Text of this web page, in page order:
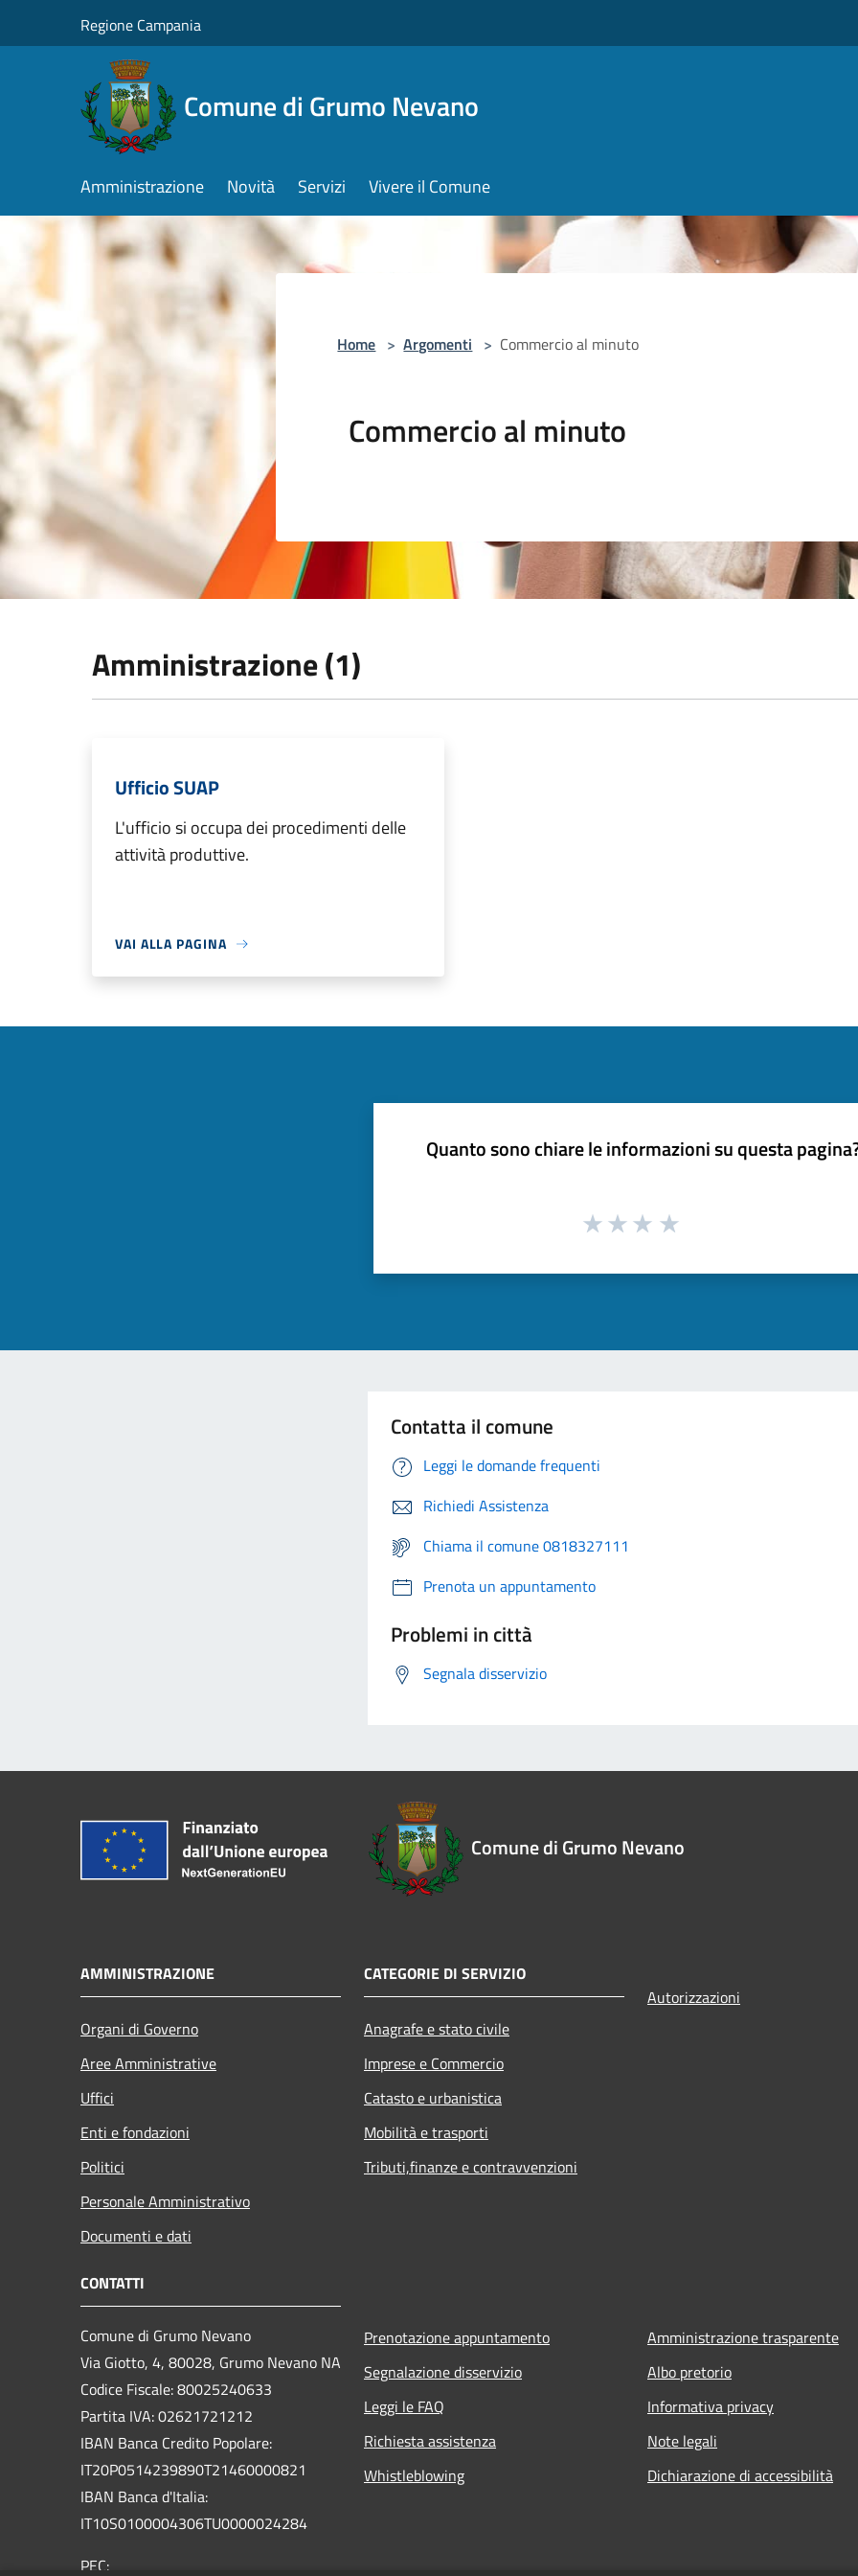
Regione Campania
Comune di Grumo Nevano
Amministrazione Novità Servizi Vivere il Comune
Home > Argomenti > Commercio al minuto
Commercio al minuto
Amministrazione (1)
Ufficio SUAP
L'ufficio si occupa dei procedimenti delle
attività produttive.
VAI ALLA PAGINA
Quanto sono chiare le informazioni su questa
Contatta il comune
Leggi le domande frequenti
Richiedi Assistenza
Chiama il comune 0818327111
Prenota un appuntamento
Problemi in città
Segnala disservizio
Comune di Grumo Nevano
AMMINISTRAZIONE
Organi di Governo
Aree Amministrative
Uffici
Enti e fondazioni
Politici
Personale Amministrativo
Documenti e dati
CATEGORIE DI SERVIZIO
Anagrafe e stato civile
Imprese e Commercio
Catasto e urbanistica
Mobilità e trasporti
Tributi,finanze e contravvenzioni
Autorizzazioni
CONTATTI
Comune di Grumo Nevano
Via Giotto, 4, 80028, Grumo Nevano NA
Codice Fiscale: 80025240633
Partita IVA: 02621721212
IBAN Banca Credito Popolare:
IT20P0514239890T21460000821
IBAN Banca d'Italia:
IT10S0100004306TU0000024284
PEC:
Prenotazione appuntamento
Segnalazione disservizio
Leggi le FAQ
Richiesta assistenza
Whistleblowing
Amministrazione trasparente
Albo pretorio
Informativa privacy
Note legali
Dichiarazione di accessibilità